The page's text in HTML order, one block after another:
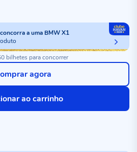
concorra a uma BMW X1
bilhetes para concorrer
ao carrinho
agora